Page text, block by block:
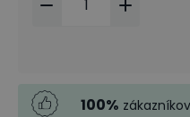
100%